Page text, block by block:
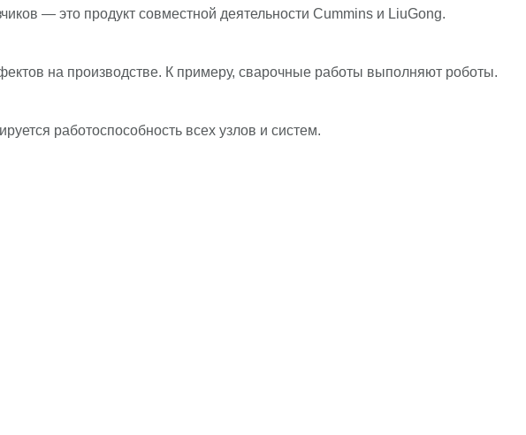
— это продукт совместной деятельности Cummins и LiuGong.
на производстве. К примеру, сварочные работы выполняют роботы.
работоспособность всех узлов и систем.